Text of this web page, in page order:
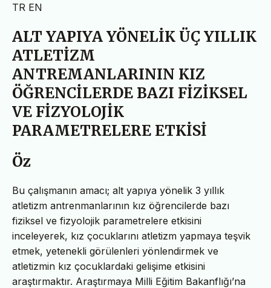
TR EN
ALT YAPIYA YÖNELİK ÜÇ YILLIK
ATLETİZM
ANTREMANLARININ KIZ
ÖĞRENCİLERDE BAZI FİZİKSEL
VE FİZYOLOJİK
PARAMETRELERE ETKİSİ
Öz
Bu çalışmanın amacı; alt yapıya yönelik 3 yıllık
atletizm antrenmanlarının kız öğrencilerde bazı
fiziksel ve fizyolojik parametrelere etkisini
inceleyerek, kız çocuklarını atletizm yapmaya teşvik
etmek, yetenekli görülenleri yönlendirmek ve
atletizmin kız çocuklardaki gelişime etkisini
araştırmaktır. Araştırmaya Milli Eğitim Bakanflığı’na